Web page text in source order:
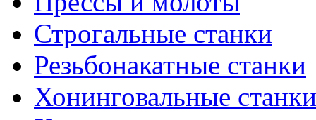
Строгальные станки
Резьбонакатные станки
Хонинговальные станки